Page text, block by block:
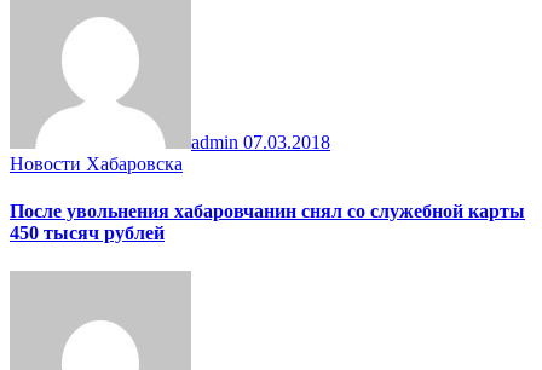
admin 07.03.2018
Новости Хабаровска
После увольнения хабаровчанин снял со служебной карты
450 тысяч рублей